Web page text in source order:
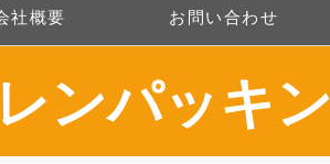
社概要 お問い合わせ
ンパッキン